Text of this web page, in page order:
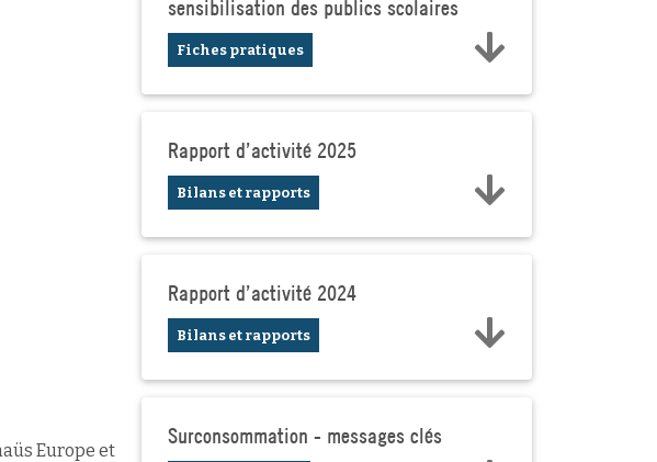
Europe et
sensibilisation des publics scolaires
Fiches pratiques
Rapport d'activité 2025
Bilans et rapports
Rapport d'activité 2024
Bilans et rapports
Surconsommation - messages clés